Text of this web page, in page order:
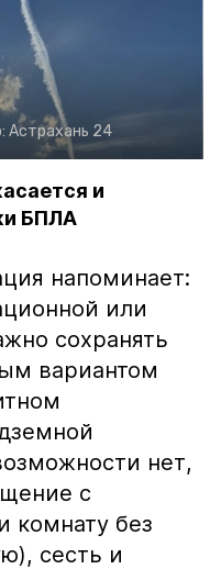
Астрахань 24
и
БПЛА
напоминает:
или
сохранять
вариантом
нет,
с
комнату без
сесть и